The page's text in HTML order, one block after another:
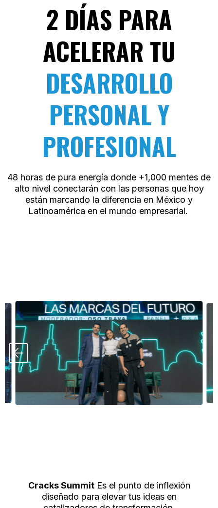
2 DÍAS PARA
ACELERAR TU
DESARROLLO
PERSONAL Y
PROFESIONAL
48 horas de pura energía donde +1,000 mentes de
alto nivel conectarán con las personas que hoy
están marcando la diferencia en México y
Latinoamérica en el mundo empresarial.
Cracks SummitEs el punto de inflexión
diseñado para elevar tus ideas en